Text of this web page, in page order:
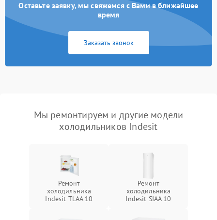
Оставьте заявку, мы свяжемся с Вами в ближайшее
время
Заказать звонок
Мы ремонтируем и другие модели
холодильников Indesit
Ремонт
холодильника
Indesit TLAA 10
Ремонт
холодильника
Indesit SIAA 10